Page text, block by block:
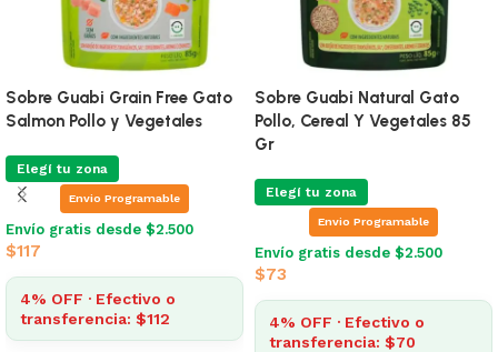
Sobre Guabi Grain Free Gato
Salmon Pollo y Vegetales
Elegí tu zona
Envio Programable
Envío gratis desde $2.500
$117
4% OFF · Efectivo o
transferencia: $112
Sobre Guabi Natural Gato
Pollo, Cereal Y Vegetales 85
Gr
Elegí tu zona
Envio Programable
Envío gratis desde $2.500
$73
4% OFF · Efectivo o
transferencia: $70